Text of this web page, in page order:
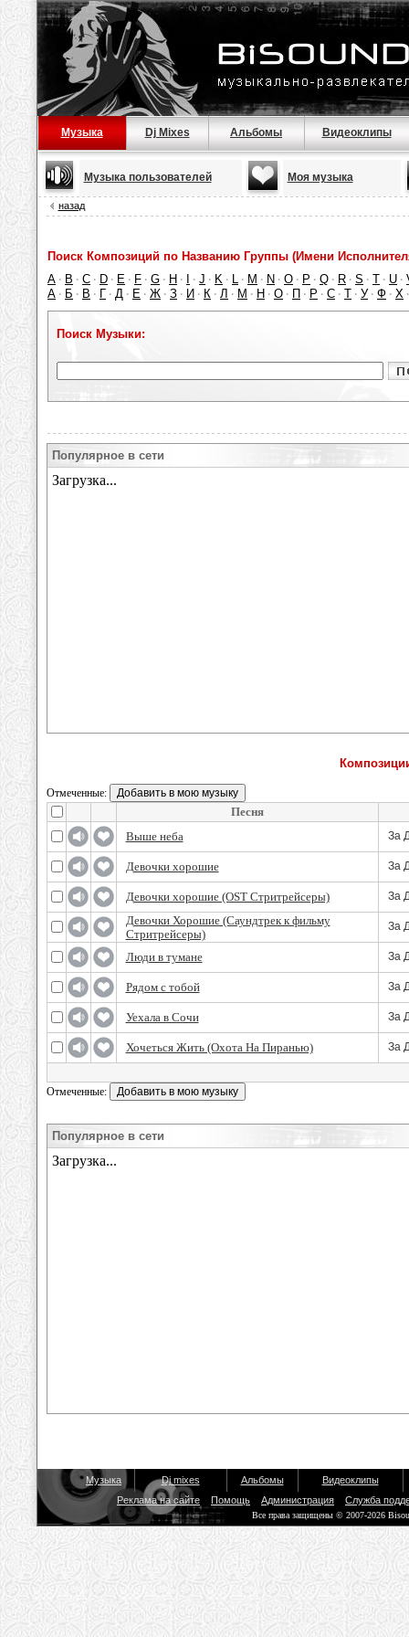
Музыка Dj Mixes Альбомы Видеоклипы
Музыка пользователей Моя музыка
назад
Поиск Композиций по Названию Группы (Имени
A · B · C · D · E · F · G · H · · J · K · L · M · N · O · P · Q · R · S · T · U ·
А · Б · В · Г · Д · Е · Ж · З · И · К · Л · М · Н · О · П · Р · С · Т · У · Ф · Х
Поиск Музыки:
Популярное в сети
Отмеченные:
Песня
Выше неба
За
Девочки хорошие За
Девочки хорошие (OST Стритрейсеры) За
Девочки Хорошие (Саундтрек к фильму
Стритрейсеры)
За
Люди в тумане За
Рядом с тобой За
Уехала в Сочи За
Хочеться Жить (Охота На Пиранью) За
Отмеченные:
Популярное в сети
Музыка Dj mixes Альбомы
Видеоклипы
Реклама на сайте
Помощь Администрация Служба
Все права защищены © 2007-2026